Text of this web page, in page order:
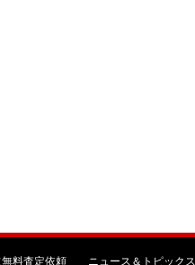
無料査定依頼 ニュース＆トピックス